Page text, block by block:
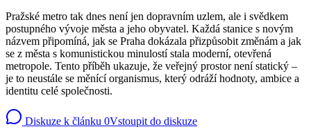
Pražské metro tak dnes není jen dopravním uzlem, ale i svědkem
postupného vývoje města a jeho obyvatel. Každá stanice s novým
názvem připomíná, jak se Praha dokázala přizpůsobit změnám a jak
se z města s komunistickou minulostí stala moderní, otevřená
metropole. Tento příběh ukazuje, že veřejný prostor není statický –
je to neustále se měnící organismus, který odráží hodnoty, ambice a
identitu celé společnosti.
Diskuze k článku 0Vstoupit do diskuze